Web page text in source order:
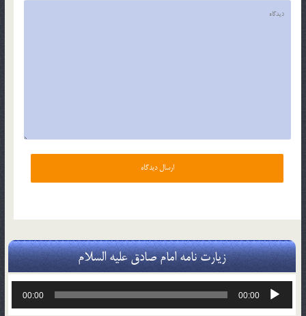
زیارت نامه امام صادق علیه السلام
پخش‌کننده
00:00
00:00